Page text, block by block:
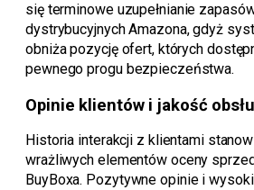
się terminowe uzupełnianie
dystrybucyjnych Amazona, gdyż
obniża pozycję ofert, których
pewnego progu bezpieczeństwa.
Opinie klientów i jakość
Historia interakcji z klientami
wrażliwych elementów oceny
BuyBoxa. Pozytywne opinie i